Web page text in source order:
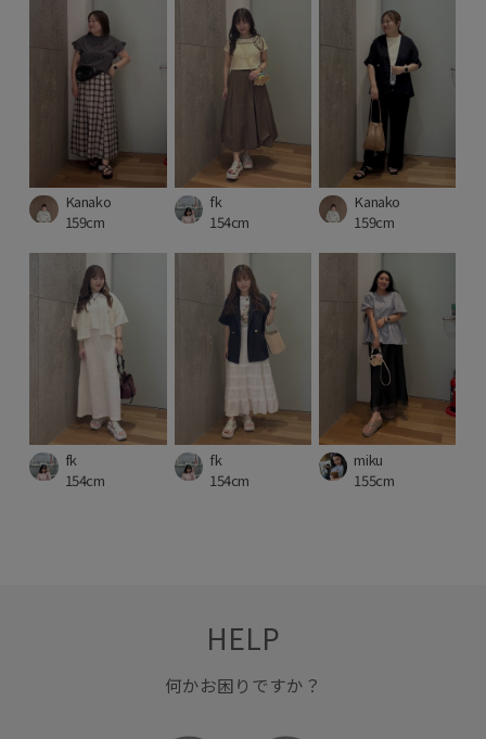
Kanako
159cm
fk
154cm
Kanako
159cm
fk
154cm
fk
154cm
miku
155cm
HELP
何かお困りですか？